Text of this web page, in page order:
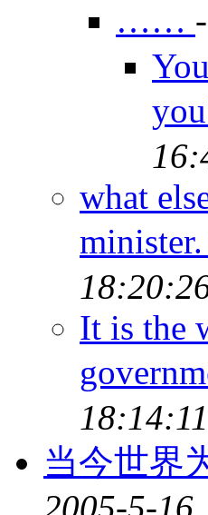
……
what
It is the
18:14:11
当今世界